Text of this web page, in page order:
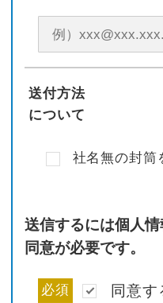
送付方法
について
社名無の封筒
送信するには個人
同意が必要です。
必須 同意す